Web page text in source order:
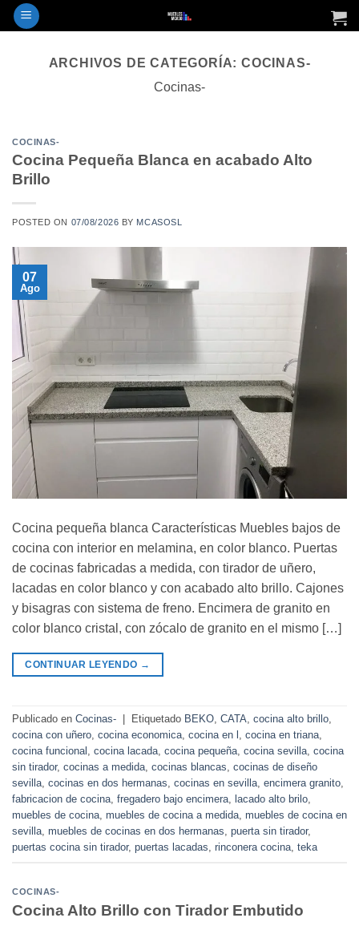
Saltar
al
ARCHIVOS DE CATEGORÍA: COCINAS-
Cocinas-
COCINAS-
Cocina Pequeña Blanca en acabado Alto
Brillo
POSTED ON 07/08/2026 BY MCASOSL
07
Ago
Cocina pequeña blanca Características Muebles bajos de
cocina con interior en melamina, en color blanco. Puertas
de cocinas fabricadas a medida, con tirador de uñero,
lacadas en color blanco y con acabado alto brillo. Cajones
y bisagras con sistema de freno. Encimera de granito en
color blanco cristal, con zócalo de granito en el mismo […]
CONTINUAR LEYENDO →
Publicado en Cocinas- Etiquetado BEKO, CATA, cocina alto brillo,
cocina con uñero, cocina economica, cocina en l , cocina en triana,
cocina funcional , cocina lacada, cocina pequeña, cocina sevilla, cocina
sin tirador, cocinas a medida, cocinas blancas, cocinas de diseño
sevilla, cocinas en dos hermanas, cocinas en sevilla, encimera granito,
fabricacion de cocina, fregadero bajo encimera, lacado alto brilo,
muebles de cocina, muebles de cocina a medida, muebles de cocina en
sevilla, muebles de cocinas en dos hermanas, puerta sin tirador,
puertas cocina sin tirador, puertas lacadas, rinconera cocina, teka
COCINAS-
Cocina Alto Brillo con Tirador Embutido